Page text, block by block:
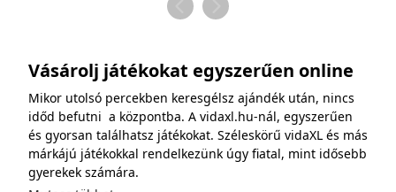
Vásárolj játékokat egyszerűen online
Mikor utolsó percekben keresgélsz ajándék után, nincs
időd befutni a központba. A vidaxl.hu-nál, egyszerűen
és gyorsan találhatsz játékokat. Széleskörű vidaXL és más
márkájú játékokkal rendelkezünk úgy fiatal, mint idősebb
gyerekek számára.